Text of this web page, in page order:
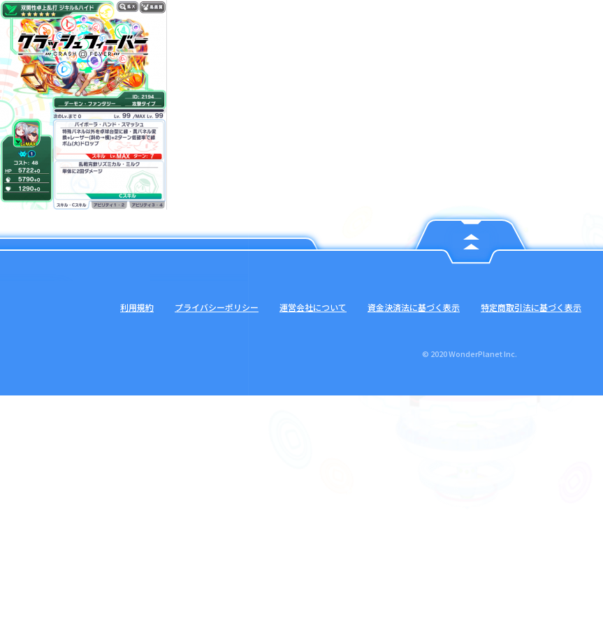
利用規約 プライバシーポリシー 運営会社について 資金決済法に基づく表示 特定商取引法に基づく表示
© 2020 WonderPlanet Inc.